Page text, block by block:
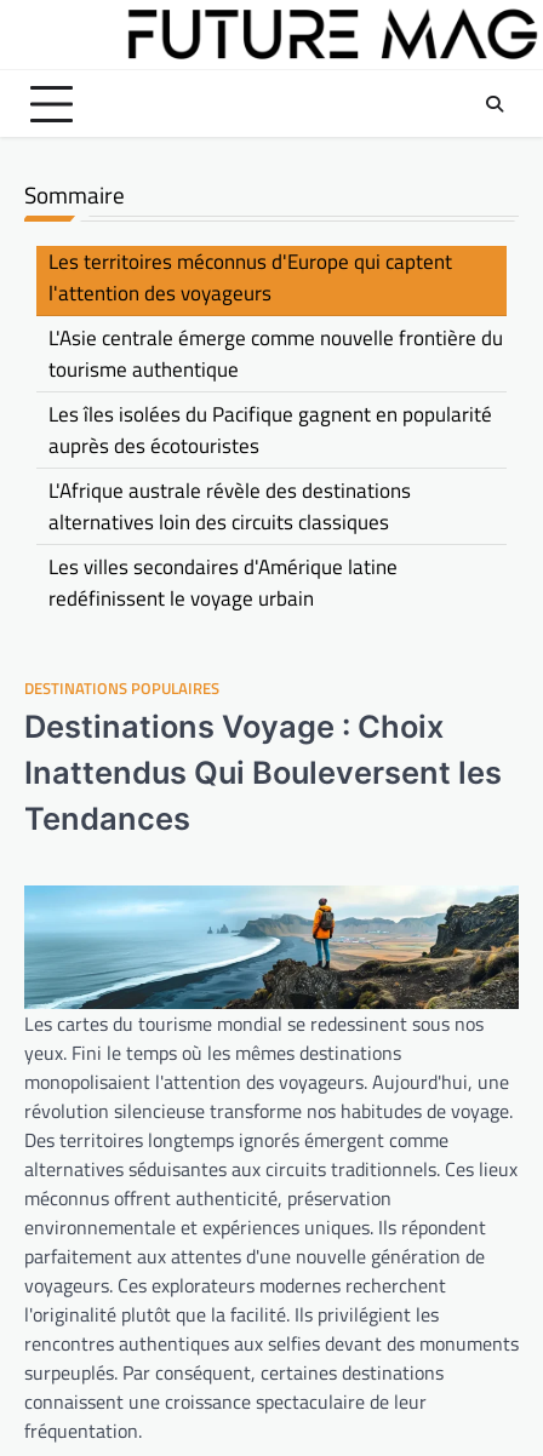
DESTINATIONS POPULAIRES
Destinations Voyage : Choix
Inattendus Qui Bouleversent les
Tendances
Les cartes du tourisme mondial se redessinent sous nos
yeux. Fini le temps où les mêmes destinations
monopolisaient l'attention des voyageurs. Aujourd'hui, une
révolution silencieuse transforme nos habitudes de voyage.
Des territoires longtemps ignorés émergent comme
alternatives séduisantes aux circuits traditionnels. Ces lieux
méconnus offrent authenticité, préservation
environnementale et expériences uniques. Ils répondent
parfaitement aux attentes d'une nouvelle génération de
voyageurs. Ces explorateurs modernes recherchent
l'originalité plutôt que la facilité. Ils privilégient les
rencontres authentiques aux selfies devant des monuments
surpeuplés. Par conséquent, certaines destinations
connaissent une croissance spectaculaire de leur
fréquentation.
Sommaire
Les territoires méconnus d'Europe qui captent
l'attention des voyageurs
L'Asie centrale émerge comme nouvelle frontière du
tourisme authentique
Les îles isolées du Pacifique gagnent en popularité
auprès des écotouristes
L'Afrique australe révèle des destinations
alternatives loin des circuits classiques
Les villes secondaires d'Amérique latine
redéfinissent le voyage urbain